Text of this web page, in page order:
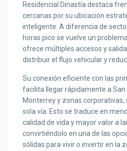
Residencial Dinastía destaca
cercanas por su ubicación
inteligente. A diferencia de
horas pico se vuelve un
ofrece múltiples accesos y
distribuir el flujo vehicular y
Su conexión eficiente con las
facilita llegar rápidamente a San
Monterrey y zonas corporativas,
sola vía. Esto se traduce en
calidad de vida y mayor valor a
convirtiéndolo en una de las
sólidas para vivir o invertir en la